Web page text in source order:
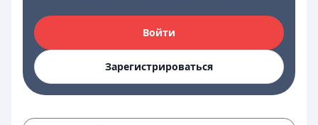
Войти
Зарегистрироваться